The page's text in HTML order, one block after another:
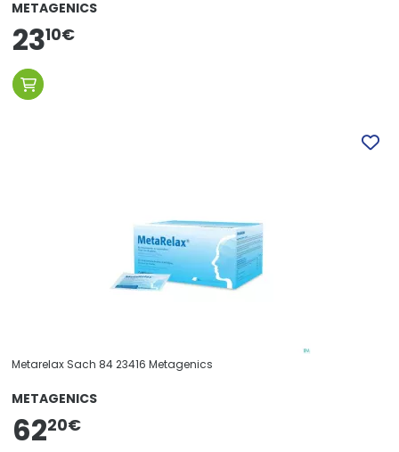
METAGENICS
2310€
Metarelax Sach 84 23416 Metagenics
METAGENICS
6220€